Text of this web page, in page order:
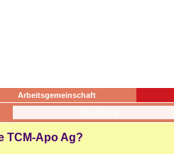
Arbeitsgemeinschaft
TCM-Apo Ag?